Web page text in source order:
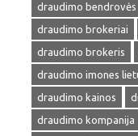
draudimo bendrovės
draudimo brokeriai
draudimo brokeris
draudimo imones
draudimo kainos
draudimo kompanija